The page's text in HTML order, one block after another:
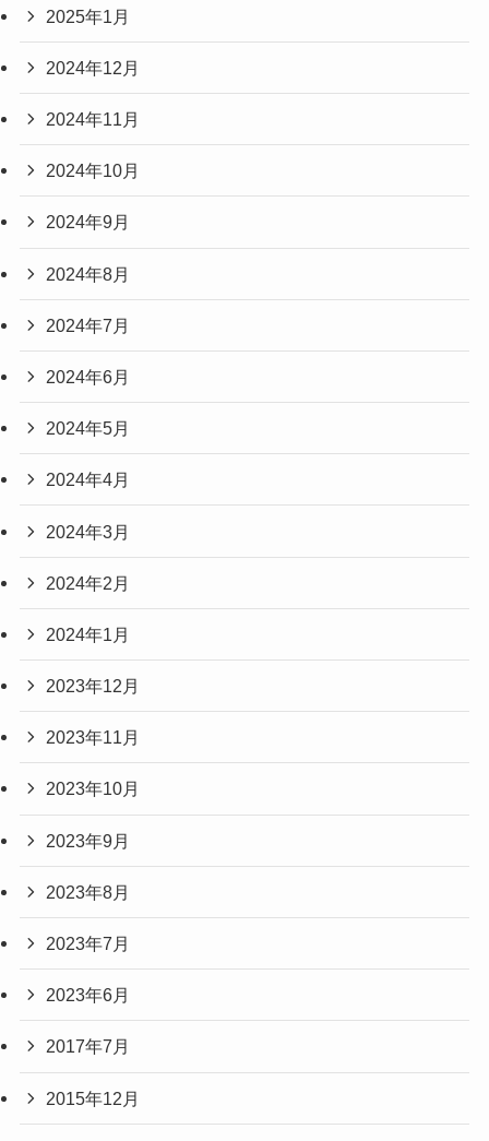
2025年1月
2024年12月
2024年11月
2024年10月
2024年9月
2024年8月
2024年7月
2024年6月
2024年5月
2024年4月
2024年3月
2024年2月
2024年1月
2023年12月
2023年11月
2023年10月
2023年9月
2023年8月
2023年7月
2023年6月
2017年7月
2015年12月